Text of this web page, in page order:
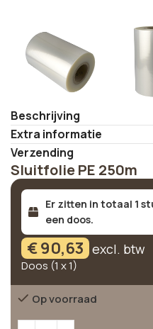
Beschrijving
Extra informatie
Verzending
Sluitfolie PE 250m
Er zitten in totaal 1
een doos.
€90,63 excl. btw
Doos (1 x 1)
Op voorraad